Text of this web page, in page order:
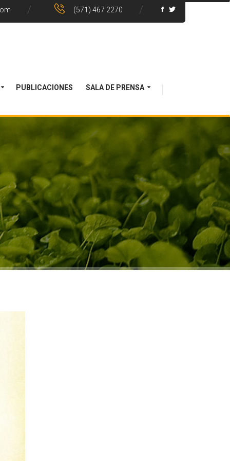
(571) 467 2270
PUBLICACIONES SALA DE PRENSA